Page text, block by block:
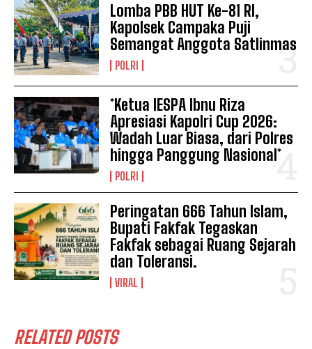
Lomba PBB HUT Ke-81 RI,
Kapolsek Campaka Puji
Semangat Anggota Satlinmas
POLRI
*Ketua IESPA Ibnu Riza
Apresiasi Kapolri Cup 2026:
Wadah Luar Biasa, dari Polres
hingga Panggung Nasional*
POLRI
Peringatan 666 Tahun Islam,
Bupati Fakfak Tegaskan
Fakfak sebagai Ruang Sejarah
dan Toleransi.
VIRAL
RELATED POSTS